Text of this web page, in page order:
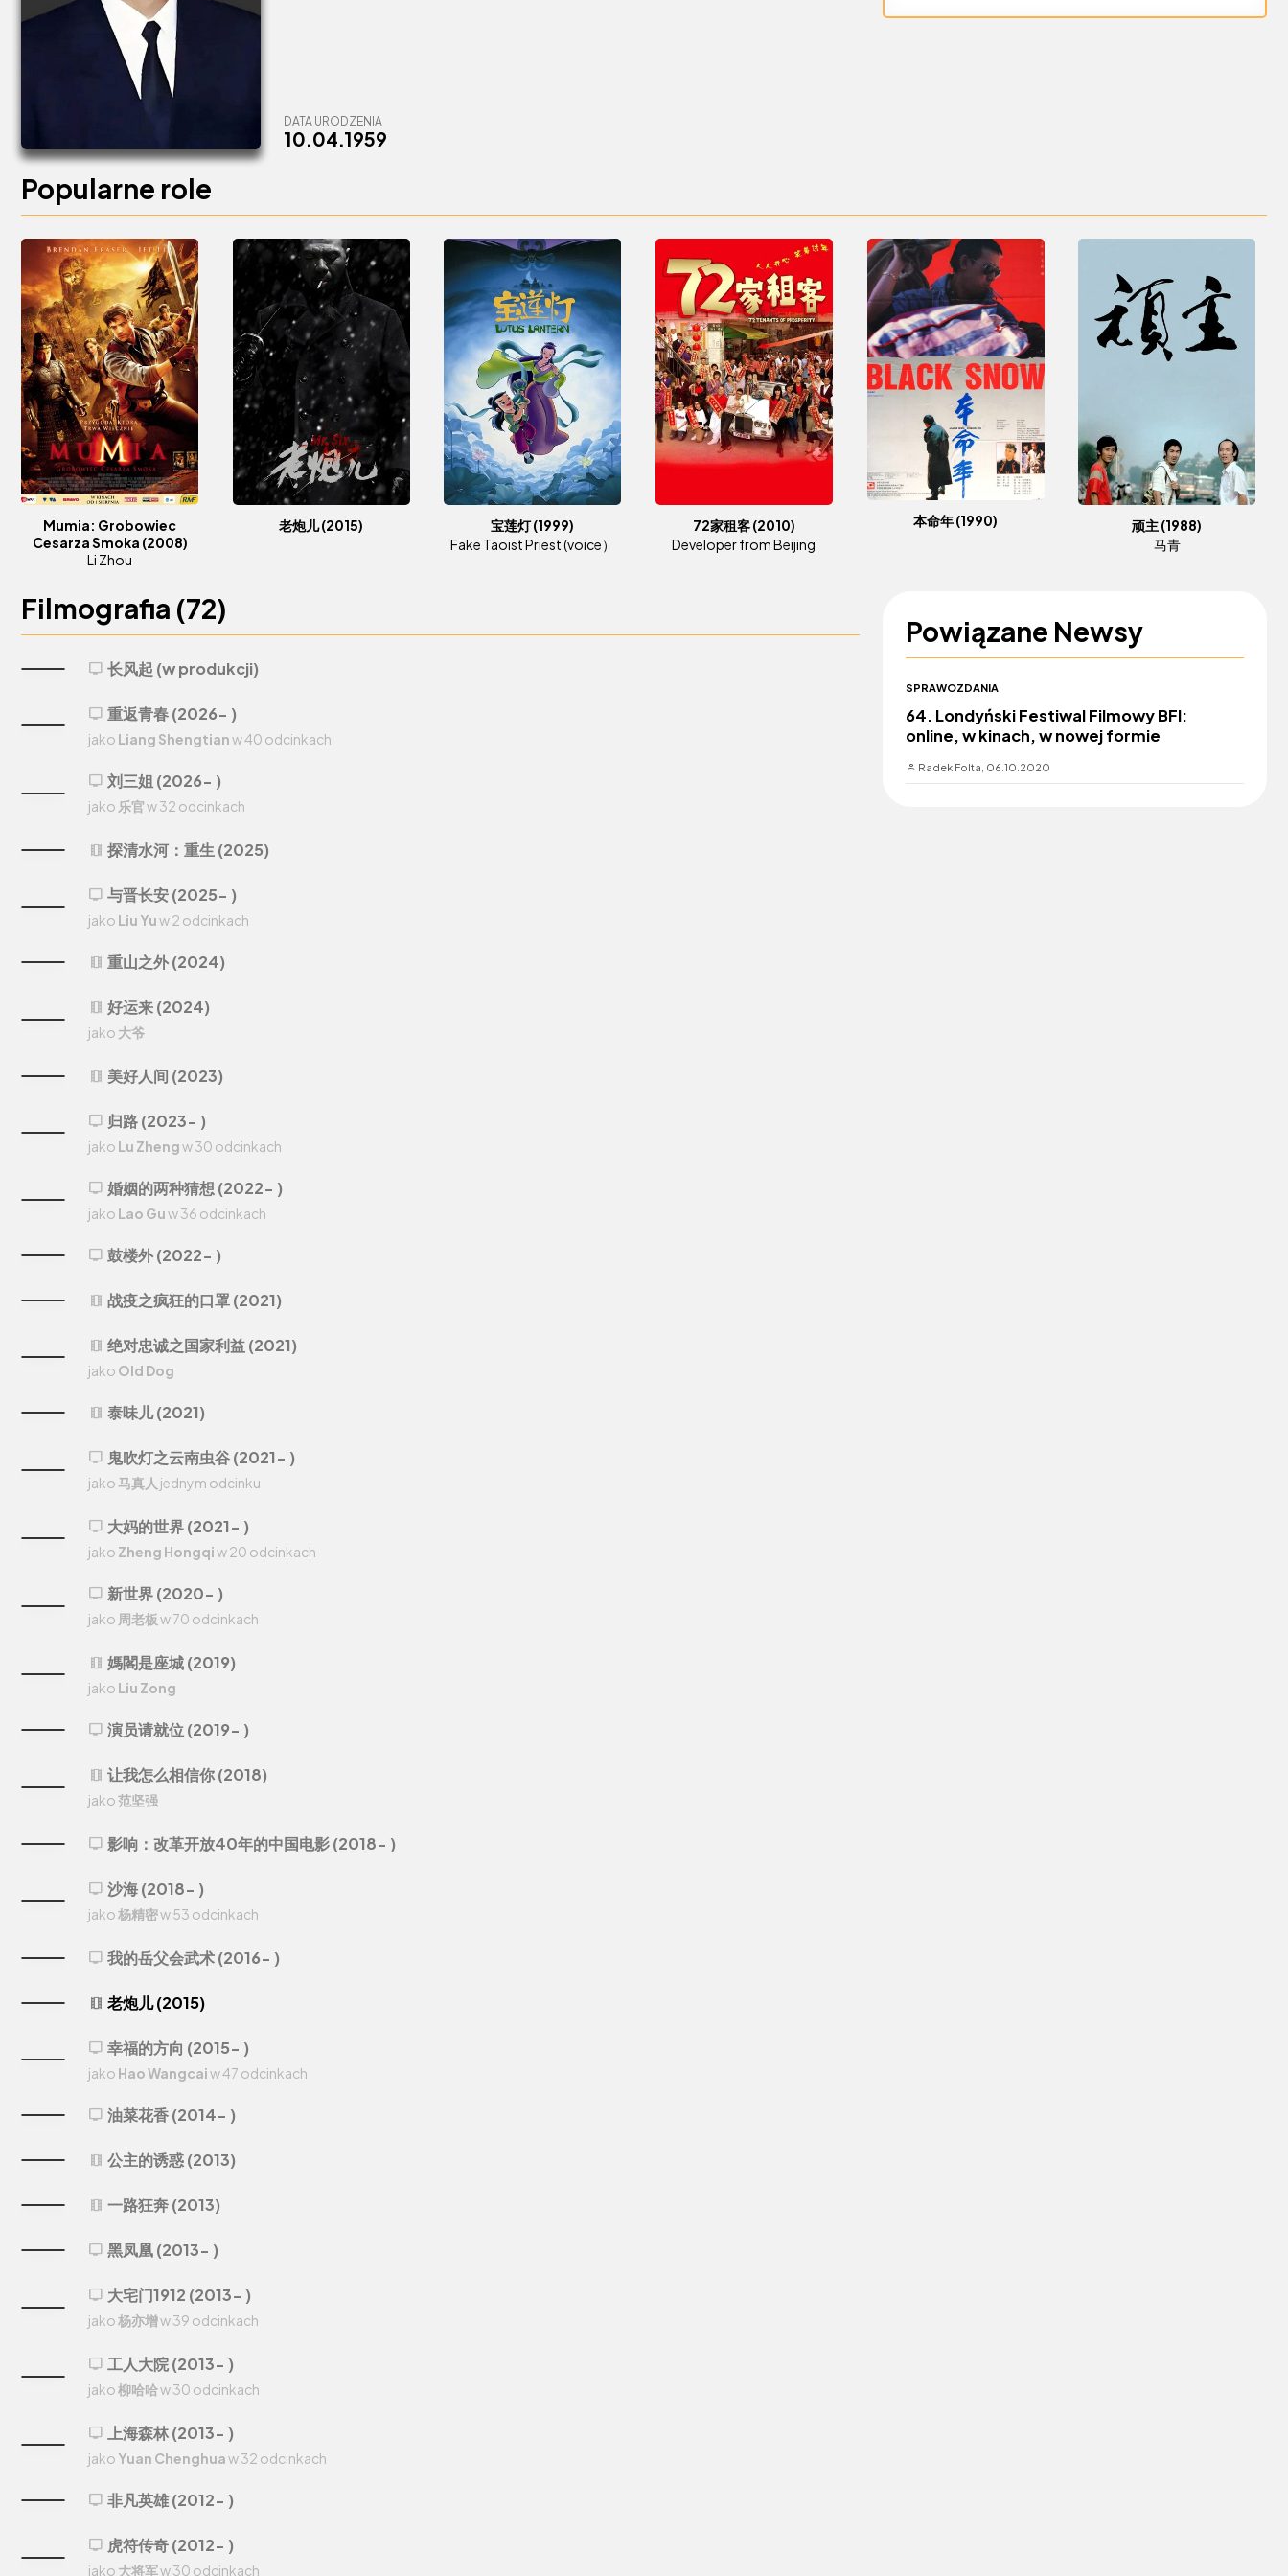
DATA URODZENIA
10.04.1959
Popularne role
Mumia: Grobowiec
Cesarza Smoka (2008)
Li Zhou
老炮儿(2015) 宝莲灯(1999)
Fake Taoist Priest (voice）
72家租客(2010)
Developer from Beijing
本命年(1990) 顽主(1988)
马青
Filmografia (72)
theaters 战疫之疯狂的口罩 (2021)
theaters 让我怎么相信你 (2018)
jako范坚强
theaters 公主的诱惑 (2013)
theaters 美好人间 (2023)
theaters 重山之外 (2024)
theaters 好运来 (2024)
jako 大爷
theaters 老炮儿 (2015)
theaters 媽閣是座城 (2019)
jako Liu Zong
theaters 一路狂奔 (2013)
theaters 绝对忠诚之国家利益 (2021)
jako Old Dog
theaters 泰味儿 (2021)
theaters 探清水河：重生 (2025)
tv 非凡英雄 (2012- )
tv 鬼吹灯之云南虫谷 (2021- )
jako马真人 jednym odcinku
tv 新世界 (2020- )
jako 周老板w 70 odcinkach
tv 归路 (2023- )
jako Lu Zhengw 30 odcinkach
tv 大妈的世界 (2021- )
jako Zheng Hongqiw 20 odcinkach
tv 婚姻的两种猜想 (2022- )
jako Lao Guw 36 odcinkach
tv 鼓楼外 (2022- )
tv 影响：改革开放40年的中国电影 (2018- )
tv 油菜花香 (2014- )
tv 我的岳父会武术 (2016- )
tv 虎符传奇 (2012- )
jako 大将军w 30 odcinkach
tv 黑凤凰 (2013- )
tv 幸福的方向 (2015- )
jako Hao Wangcaiw 47 odcinkach
tv 沙海 (2018- )
jako杨精密w 53 odcinkach
tv 大宅门1912 (2013- )
jako杨亦增w 39 odcinkach
tv 重返青春 (2026- )
jako Liang Shengtianw 40 odcinkach
tv 工人大院 (2013- )
jako柳哈哈w 30 odcinkach
tv 上海森林 (2013- )
jako Yuan Chenghuaw 32 odcinkach
tv 演员请就位 (2019- )
tv 长风起 (w produkcji)
tv 与晋长安 (2025- )
jako Liu Yuw 2 odcinkach
tv 刘三姐 (2026- )
jako 乐官w 32 odcinkach
Powiązane Newsy
SPRAWOZDANIA
64. Londyński Festiwal Filmowy BFI:
online, w kinach, w nowej formie
Radek Folta, 06.10.2020